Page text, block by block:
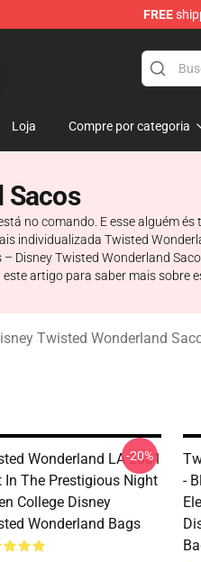
FREE
Loja Compre por categoria
Sacos
no comando. E esse alguém
individualizada Twisted
Disney Twisted Wonderland
artigo para saber mais sobre
Twisted Wonderland
Wonderland LA 2801
In The Prestigious Night
College Disney
Wonderland Bags
-20%
-